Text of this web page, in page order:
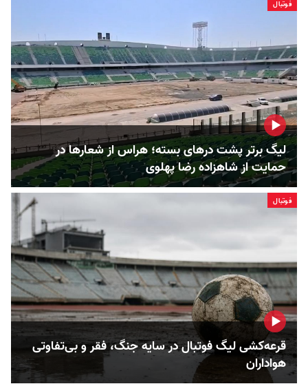
فوتبال
لیگ برتر پشت درهای بسته؛ هراس از شعارها در
حمایت از شاهزاده رضا پهلوی
فوتبال
قرعه‌کشی لیگ فوتبال در سایه جنگ، فقر و بی‌تفاوتی
هواداران